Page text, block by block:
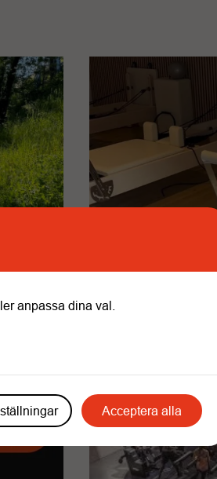
PILATES
Välkommen till vår
anläggning på City.
anpassa dina val.
Acceptera alla